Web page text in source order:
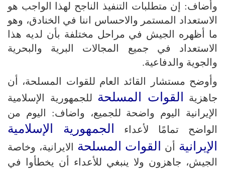
وأضاف: إن متطلبات التنفيذ الناجح لهذا الواجب هو
الاستعداد المستمر والاحساس اننا في الخنادق، وهو
ما أظهره الجيش في مراحل مختلفة بأن لديه هذا
الاستعداد في جميع المجالات البرية والبحرية
والجوية والدفاعية.
وأوضح مستشار القائد العام للقوات المسلحة، أن
جاهزية
القوات المسلحة للجمهورية الإسلامية
الإيرانية اليوم واضحة للجميع، واضاف: اليوم من
الواضح تمامًا لأعداء
الجمهورية الإسلامية
الإيرانية أن القوات المسلحة الايرانية، وخاصة
الجيش، جاهزون ولا ينبغي للأعداء أن يخطأوا في